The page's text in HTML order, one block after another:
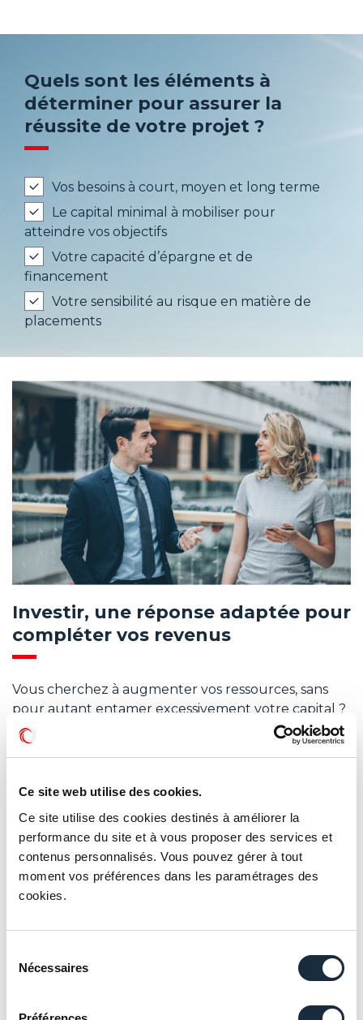
Ce site web utilise des cookies.
Ce site utilise des cookies destinés à améliorer la
performance du site et à vous proposer des services et
contenus personnalisés. Vous pouvez gérer à tout
moment vos préférences dans les paramétrages des
cookies.
Nécessaires
Quels sont les éléments à
déterminer pour assurer la
réussite de votre projet ?
Vos besoins à court, moyen et long terme
Le capital minimal à mobiliser pour
atteindre vos objectifs
Votre capacité d’épargne et de
financement
Votre sensibilité au risque en matière de
placements
Investir, une réponse adaptée pour
compléter vos revenus
Vous cherchez à augmenter vos ressources, sans
pour autant entamer excessivement votre capital ?
Faire les bons choix patrimoniaux et diversifier vos
placements : une analyse s’impose !
Faut-il se tourner vers le financier ou plutôt vers
Comment faire un choix parmi les supports
disponibles : des obligations ou des actions, des
SICAV ou des titres vifs, de la pierre papier ou
l’immobilier direct, de l’immobilier neuf ou de
questions à se poser avant de se lancer.
de sélectionner la meilleure stratégie en fonction